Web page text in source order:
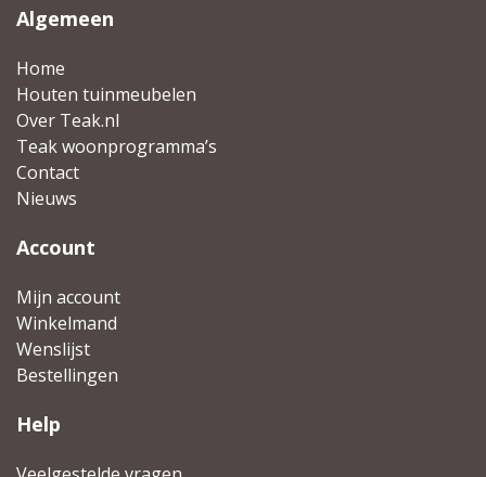
Algemeen
Home
Houten tuinmeubelen
Over Teak.nl
Teak woonprogramma’s
Contact
Nieuws
Account
Mijn account
Winkelmand
Wenslijst
Bestellingen
Help